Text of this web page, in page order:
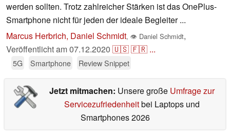
werden sollten. Trotz zahlreicher Stärken ist das OnePlus-
Smartphone nicht für jeden der ideale Begleiter ...
Marcus Herbrich, Daniel Schmidt, 👁 Daniel Schmidt,
Veröffentlicht am07.12.2020 🇺🇸🇫🇷 ...
5G Smartphone Review Snippet
Jetzt mitmachen: Unsere große Umfrage zur
Servicezufriedenheitbei Laptops und
Smartphones 2026